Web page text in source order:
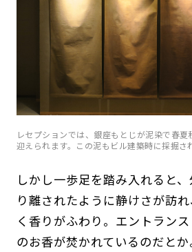
レセプションでは、銀座もとじが泥染で春
迎えられます。この泥もビル建築時に採掘さ
しかし一歩足を踏み入れると
り離されたように静けさが訪
く香りがふわり。エントラン
のお香が焚かれているのだと